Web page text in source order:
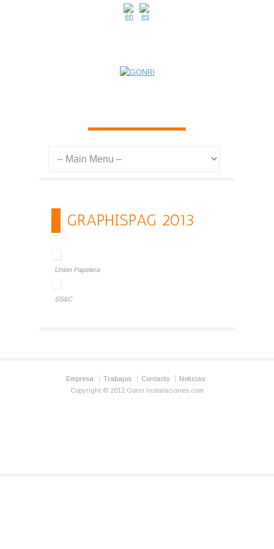
GRAPHISPAG 2013
Union Papelera
SS&C
Empresa Trabajos Contacto
Noticias
Copyright © 2012 Gonri Instalaciones.com